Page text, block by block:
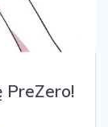
PreZero!